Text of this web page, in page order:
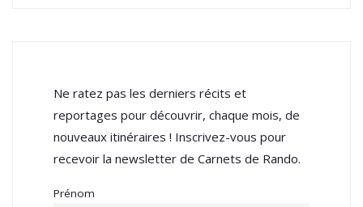
Ne ratez pas les derniers récits et
reportages pour découvrir, chaque mois, de
nouveaux itinéraires ! Inscrivez-vous pour
recevoir la newsletter de Carnets de Rando.
Prénom